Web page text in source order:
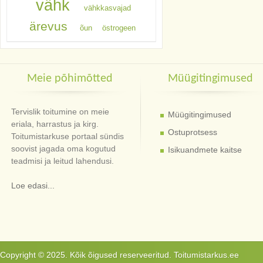
vähk vähkkasvajad
ärevus õun östrogeen
Meie põhimõtted
Tervislik toitumine on meie
eriala, harrastus ja kirg.
Toitumistarkuse portaal sündis
soovist jagada oma kogutud
teadmisi ja leitud lahendusi.
Loe edasi...
Müügitingimused
Müügitingimused
Ostuprotsess
Isikuandmete kaitse
Copyright © 2025. Kõik õigused reserveeritud. Toitumistarkus.ee